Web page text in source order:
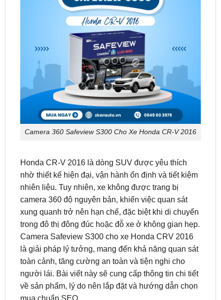
Camera 360 Safeview S300 Cho Xe Honda CR-V 2016
Honda CR-V 2016 là dòng SUV được yêu thích
nhiên liệu. Tuy nhiên, xe không được trang bị
camera 360 độ nguyên bản, khiến việc quan sát
xung quanh trở nên hạn chế, đặc biệt khi di chuyển
trong đô thị đông đúc hoặc đỗ xe ở không gian hẹp.
Camera Safeview S300 cho xe Honda CRV 2016
là giải pháp lý tưởng, mang đến khả năng quan sát
toàn cảnh, tăng cường an toàn và tiện nghi cho
người lái. Bài viết này sẽ cung cấp thông tin chi tiết
về sản phẩm, lý do nên lắp đặt và hướng dẫn chọn
mua chuẩn SEO.
Tại Sao Nên Lắp Camera Safeview S300 Cho Xe